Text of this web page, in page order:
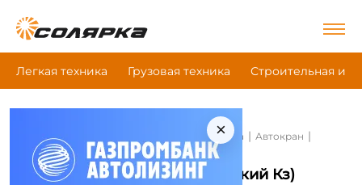
Легкая техника Грузовая техника Строительная и
×
Главная Строительная и дорожная техника | Автокран |
Ккз (Камышинский Кз) Кс-5576Б
Автокран Ккз (Камышинский Кз)